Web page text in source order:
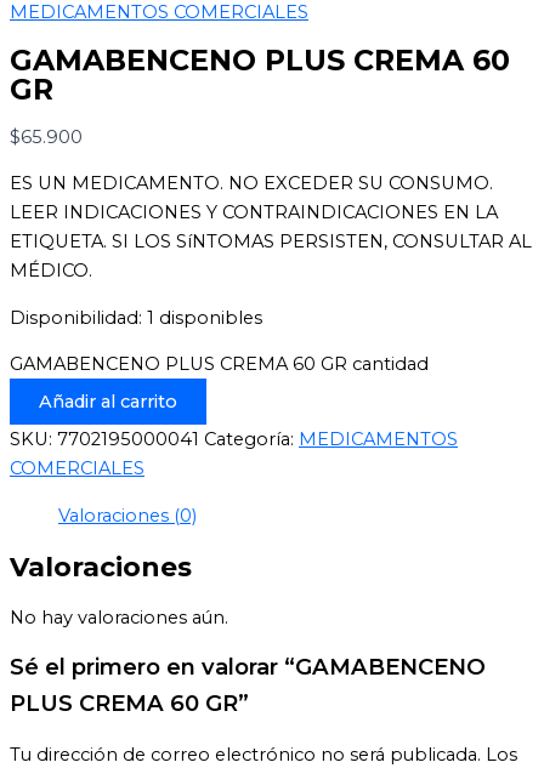
MEDICAMENTOS COMERCIALES
GAMABENCENO PLUS CREMA 60
GR
$65.900
ES UN MEDICAMENTO. NO EXCEDER SU CONSUMO.
LEER INDICACIONES Y CONTRAINDICACIONES EN LA
ETIQUETA. SI LOS SíNTOMAS PERSISTEN, CONSULTAR AL
MÉDICO.
Disponibilidad: 1 disponibles
GAMABENCENO PLUS CREMA 60 GR cantidad
Añadir al carrito
SKU: 7702195000041 Categoría: MEDICAMENTOS
COMERCIALES
Valoraciones (0)
Valoraciones
No hay valoraciones aún.
Sé el primero en valorar “GAMABENCENO
PLUS CREMA 60 GR”
Tu dirección de correo electrónico no será publicada. Los